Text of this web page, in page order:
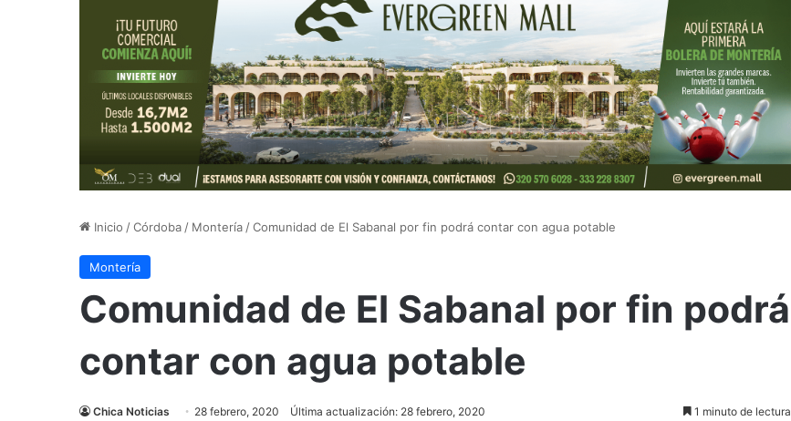
Inicio /Córdoba / Montería /Comunidad de El Sabanal por fin podrá contar con agua potable
Montería
Comunidad de El Sabanal por fin podrá
contar con agua potable
Chica Noticias 28 febrero, 2020 Última actualización: 28 febrero, 2020 1 minuto de lectura